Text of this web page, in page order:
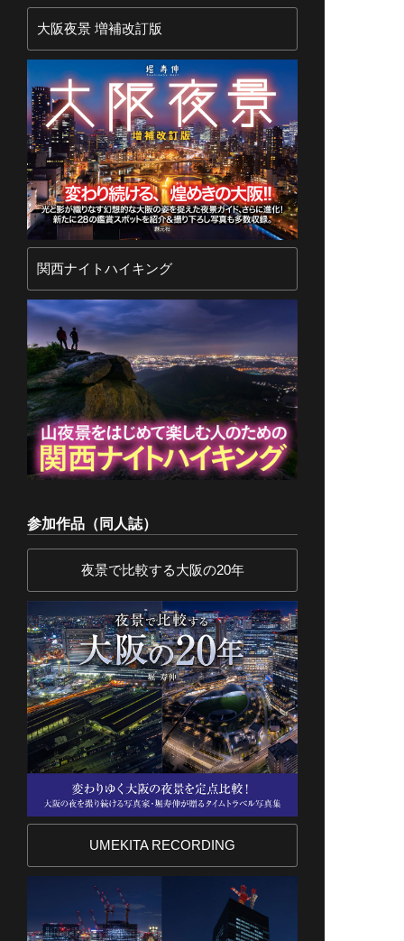
大阪夜景 増補改訂版
関西ナイトハイキング
参加作品（同人誌）
夜景で比較する大阪の20年
UMEKITA RECORDING